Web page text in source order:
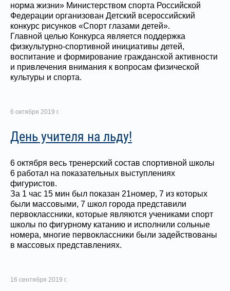
норма жизни» Министерством спорта Российской
Федерации организован Детский всероссийский
конкурс рисунков «Спорт глазами детей».
Главной целью Конкурса является поддержка
физкультурно-спортивной инициативы детей,
воспитание и формирование гражданской активности
и привлечения внимания к вопросам физической
культуры и спорта.
6 октября 2019 г.
День учителя на льду!
6 октября весь тренерский состав спортивной школы
6 работал на показательных выступлениях
фигуристов.
За 1 час 15 мин был показан 21номер, 7 из которых
были массовыми, 7 школ города представили
первоклассники, которые являются учениками спорт
школы по фигурному катанию и исполнили сольные
номера, многие первоклассники были задействованы
в массовых представлениях.
16 сентября 2019 г.